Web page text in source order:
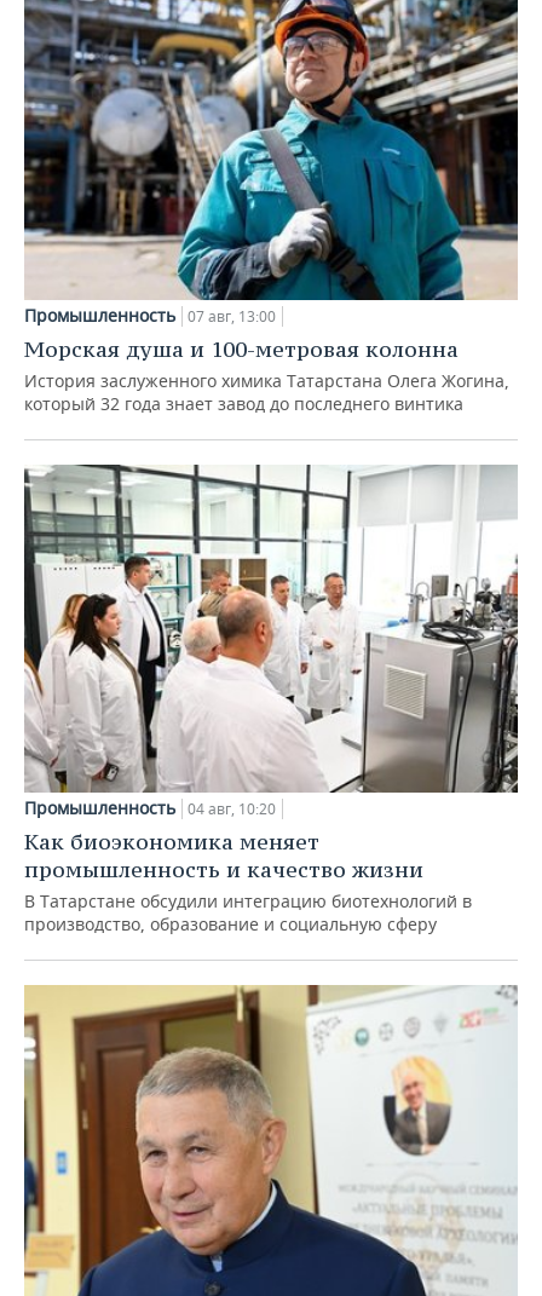
Промышленность 07 авг, 13:00
Морская душа и 100-метровая колонна
История заслуженного химика Татарстана Олега Жогина,
который 32 года знает завод до последнего винтика
Промышленность 04 авг, 10:20
Как биоэкономика меняет
промышленность и качество жизни
В Татарстане обсудили интеграцию биотехнологий в
производство, образование и социальную сферу